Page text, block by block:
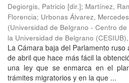
Degiorgis, Patricio [dir.]; Martínez,
Florencia; Urbonas Álvarez, Mercedes
(Universidad de Belgrano - Centro
la Universidad de Belgrano (CESIUB),
La Cámara baja del Parlamento
de abril que hace más fácil la
una ley que se enmarca en el
trámites migratorios y en la que ...